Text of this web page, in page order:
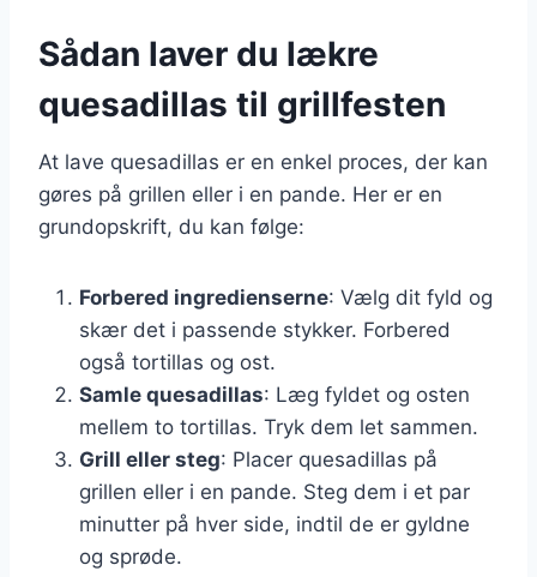
Sådan laver du lækre
quesadillas til grillfesten
At lave quesadillas er en enkel proces, der kan
gøres på grillen eller i en pande. Her er en
grundopskrift, du kan følge:
Forbered ingredienserne: Vælg dit fyld og
skær det i passende stykker. Forbered
også tortillas og ost.
Samle quesadillas: Læg fyldet og osten
mellem to tortillas. Tryk dem let sammen.
Grill eller steg: Placer quesadillas på
grillen eller i en pande. Steg dem i et par
minutter på hver side, indtil de er gyldne
og sprøde.